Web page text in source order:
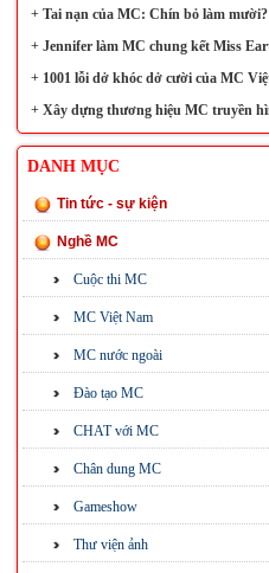
+Tai nạn của MC: Chín bỏ làm mười?
+Jennifer làm MC chung kết Miss
+1001 lỗi dở khóc dở cười của MC
+Xây dựng thương hiệu MC truyền
DANH MỤC
Tin tức - sự kiện
Nghề MC
Cuộc thi MC
MC Việt Nam
MC nước ngoài
Đào tạo MC
CHAT với MC
Chân dung MC
Gameshow
Thư viện ảnh